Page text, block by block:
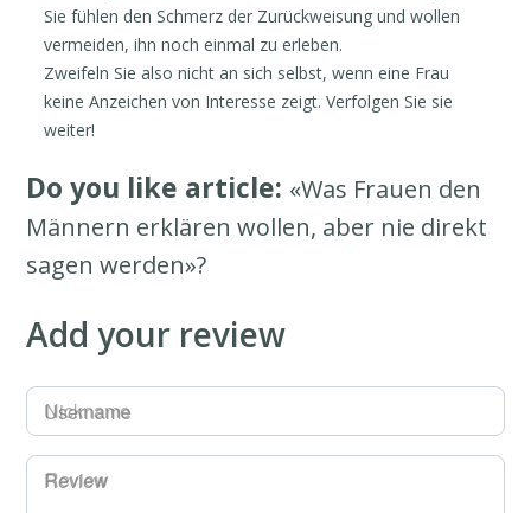
Sie fühlen den Schmerz der Zurückweisung und wollen
vermeiden, ihn noch einmal zu erleben.
Zweifeln Sie also nicht an sich selbst, wenn eine Frau
keine Anzeichen von Interesse zeigt. Verfolgen Sie sie
weiter!
Do you like article: «Was Frauen den
Männern erklären wollen, aber nie direkt
sagen werden»?
Add your review
Username
Review